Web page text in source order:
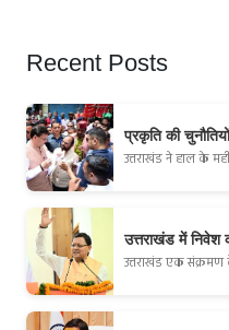
Recent Posts
प्रकृति की
उत्तराखंड ने हाल के
उत्तराखंड में निवेश
उत्तराखंड एक